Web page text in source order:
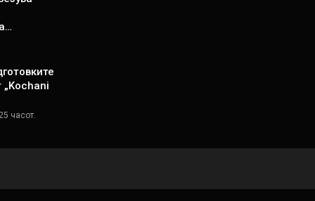
„Kochani
часот.